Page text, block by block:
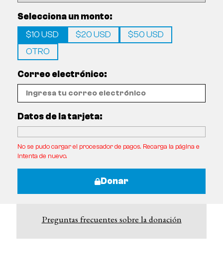
Selecciona un monto:
$10 USD
$20 USD
$50 USD
OTRO
Correo electrónico:
Datos de la tarjeta:
No se pudo cargar el procesador de pagos. Recarga la página e
intenta de nuevo.
Donar
Preguntas frecuentes sobre la donación